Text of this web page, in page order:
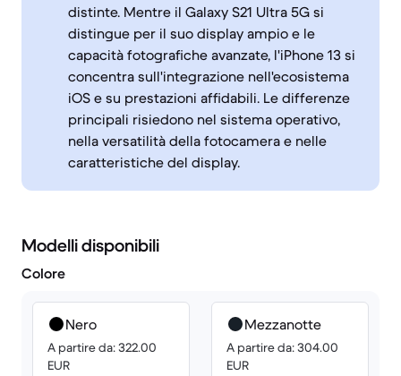
distinte. Mentre il Galaxy S21 Ultra 5G si
distingue per il suo display ampio e le
capacità fotografiche avanzate, l'iPhone 13 si
concentra sull'integrazione nell'ecosistema
iOS e su prestazioni affidabili. Le differenze
principali risiedono nel sistema operativo,
nella versatilità della fotocamera e nelle
caratteristiche del display.
Modelli disponibili
Colore
Nero
A partire da: 322.00
EUR
Mezzanotte
A partire da: 304.00
EUR